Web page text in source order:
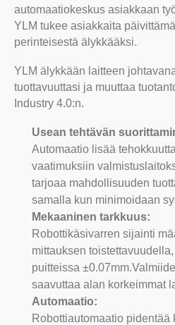
automaatiokeskus asiakkaan
YLM tukee asiakkaita
perinteisestä älykkääksi.
YLM älykkään laitteen
tuottavuuttasi ja muuttaa
Industry 4.0:n.
Usean tehtävän
Automaatio lisää
vaatimuksiin
tarjoaa mahdollisuuden
samalla kun minimoidaan
Mekaaninen tarkkuus:
Robottikäsivarren sijainti
mittauksen
puitteissa
saavuttaa alan korkeimmat
Automaatio:
Robottiautomaatio pidentää